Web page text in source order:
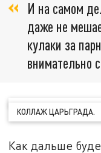
И на самом
даже не
кулаки за
внимательно
КОЛЛАЖ ЦАРЬГРАДА.
Как дальше